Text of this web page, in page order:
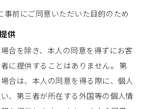
事前にご同意いただいた目的のため
供
合を除き、本人の同意を得ずにお客
に提供することはありません。 第
合は、本人の同意を得る際に、個人
、第三者が所在する外国等の個人情